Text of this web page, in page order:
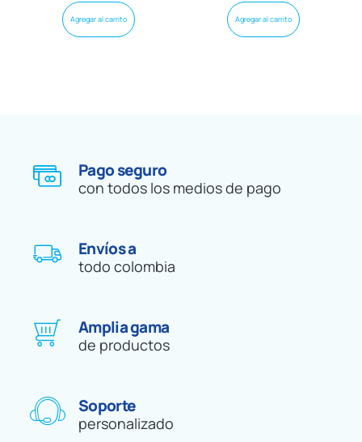
Agregar al carrito Agregar al carrito
Pago seguro
con todos los medios de pago
Envíos a
todo colombia
Amplia gama
de productos
Soporte
personalizado